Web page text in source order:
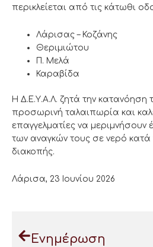
περικλείεται από τις κάτωθι
Λάρισας – Κοζάνης
Θεριμιώτου
Π. Μελά
Καραβίδα
Η Δ.Ε.Υ.Α.Λ. ζητά την κατανόηση
προσωρινή ταλαιπωρία και
επαγγελματίες να μεριμνήσουν
των αναγκών τους σε νερό κατά
διακοπής.
Λάρισα, 23 Ιουνίου 2026
Ενημέρωση